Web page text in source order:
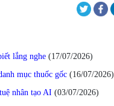
lắng nghe (17/07/2026)
mục thuốc gốc (16/07/2026)
nhân tạo AI (03/07/2026)